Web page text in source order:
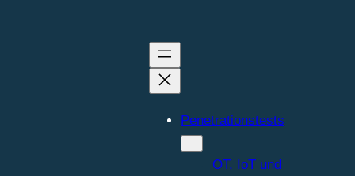
Penetrationstests
OT, IoT und